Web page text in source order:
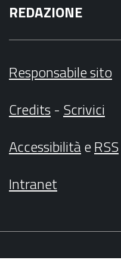
REDAZIONE
Responsabile sito
Credits- Scrivici
AccessibilitàeRSS
Intranet